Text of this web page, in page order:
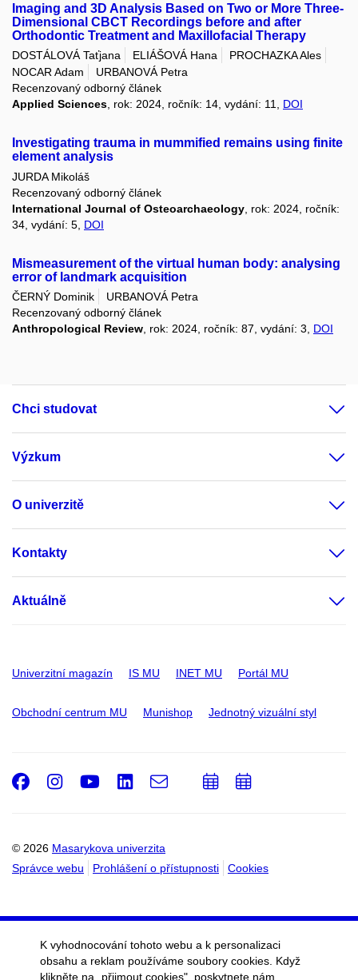
Imaging and 3D Analysis Based on Two or More Three-
Dimensional CBCT Recordings before and after
Orthodontic Treatment and Maxillofacial Therapy
DOSTÁLOVÁ Taťjana ELIÁŠOVÁ Hana
PROCHAZKA Ales
NOCAR Adam
URBANOVÁ Petra
Recenzovaný odborný článek
Applied Sciences, rok: 2024, ročník: 14, vydání: 11, DOI
Investigating trauma in mummified remains using finite
element analysis
JURDA Mikoláš
Recenzovaný odborný článek
International Journal of Osteoarchaeology , rok: 2024, ročník:
34, vydání: 5, DOI
Mismeasurement of the virtual human body: analysing
error of landmark acquisition
ČERNÝ Dominik
URBANOVÁ Petra
Recenzovaný odborný článek
Anthropological Review , rok: 2024, ročník: 87, vydání: 3, DOI
Chci studovat
Výzkum
O univerzitě
Kontakty
Aktuálně
Univerzitní magazín IS MU INET MU Portál MU
Obchodní centrum MU Munishop Jednotný vizuální styl
© 2026 Masarykova univerzita
Správce webu
Prohlášení o přístupnosti Cookies
Facebook
Instagram
Youtube
LinkedIn
e-
Email
PřidatPřidat
K vyhodnocování tohoto webu a k personalizaci
obsahu a reklam používáme soubory cookies. Když
klikněte na „přijmout cookies", poskytnete nám